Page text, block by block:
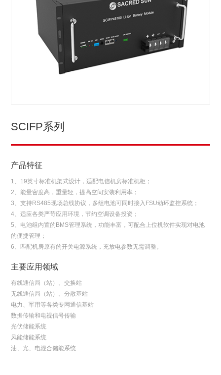
SCIFP系列
产品特征
1、19英寸标准机架式设计，适配电信机房标准机柜；
2、能量密度高，重量轻，提高空间安装利用率；
3、支持RS485现场总线协议，多组电池可同时接入FSU动环监控系统；
4、适应各类严苛应用环境，节约空调设备投资；
5、电池组内置的BMS管理系统，功能丰富，可配合上位机软件实现对电池
的便捷管理；
6、匹配机房原有的开关电源系统，充放电参数无需调整。
主要应用领域
有线通信局（站）、交换站
无线通信局（站）、分散基站
电力、军用等各类专网通信基站
数据传输和电视信号传输
光伏储能系统
风能储能系统
油、光、电混合储能系统